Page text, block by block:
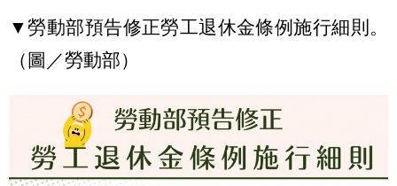
▼勞動部預告修正勞工退休金條例施行細則。
（圖／勞動部）